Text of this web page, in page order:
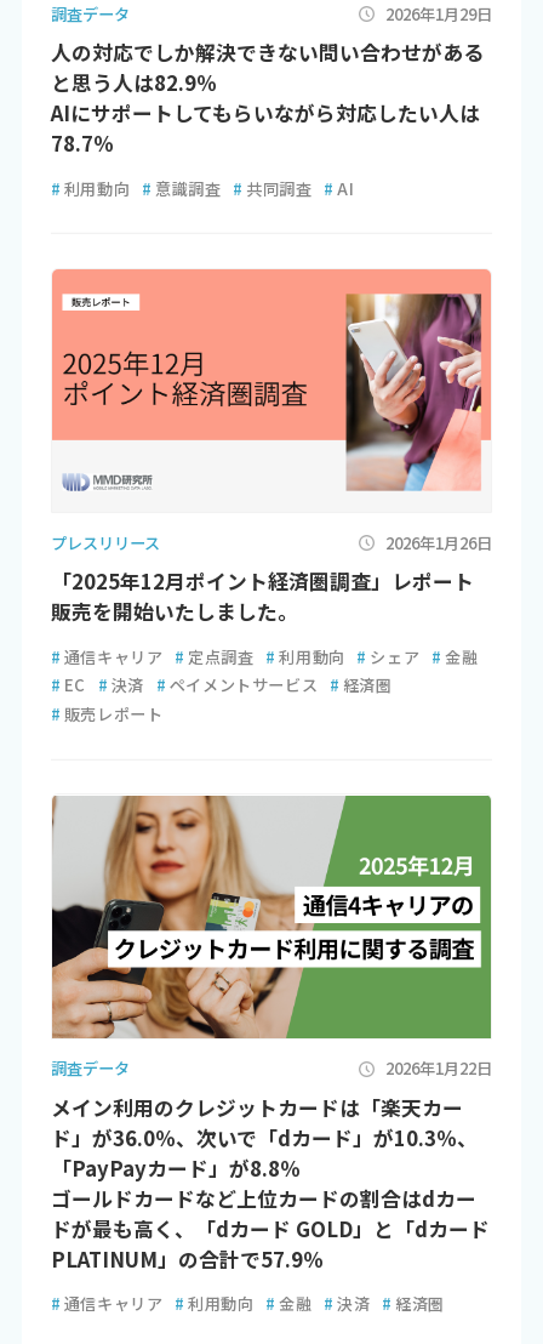
調査データ 2026年1月29日
人の対応でしか解決できない問い合わせがある
と思う人は82.9％
AIにサポートしてもらいながら対応したい人は
78.7％
# 利用動向 # 意識調査 # 共同調査 # AI
プレスリリース 2026年1月26日
「2025年12月ポイント経済圏調査」レポート
販売を開始いたしました。
# 通信キャリア # 定点調査 # 利用動向 # シェア # 金融
# EC # 決済 # ペイメントサービス # 経済圏
# 販売レポート
調査データ 2026年1月22日
メイン利用のクレジットカードは「楽天カー
ド」が36.0％、次いで「dカード」が10.3％、
「PayPayカード」が8.8％
ゴールドカードなど上位カードの割合はdカー
ドが最も高く、「dカード GOLD」と「dカード
PLATINUM」の合計で57.9％
# 通信キャリア # 利用動向 # 金融 # 決済 # 経済圏